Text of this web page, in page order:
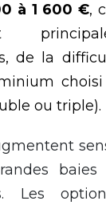
à 1 600 €,
de la
ou triple).
Les